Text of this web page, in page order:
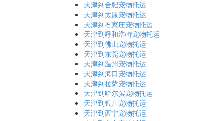
天津到合肥宠物托运
天津到太原宠物托运
天津到石家庄宠物托运
天津到呼和浩特宠物托运
天津到佛山宠物托运
天津到东莞宠物托运
天津到温州宠物托运
天津到海口宠物托运
天津到拉萨宠物托运
天津到哈尔滨宠物托运
天津到银川宠物托运
天津到西宁宠物托运